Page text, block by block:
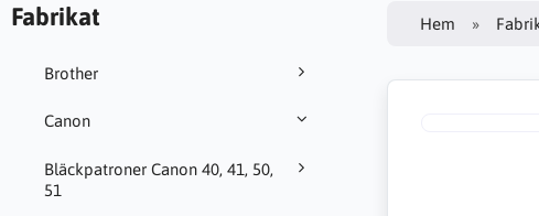
Fabrikat
Brother
Canon
Bläckpatroner Canon 40, 41, 50,
51
Hem